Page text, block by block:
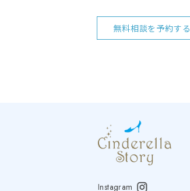
無料相談を予約する
Instagram